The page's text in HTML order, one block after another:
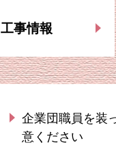
工事情報
企業団職員を装
意ください